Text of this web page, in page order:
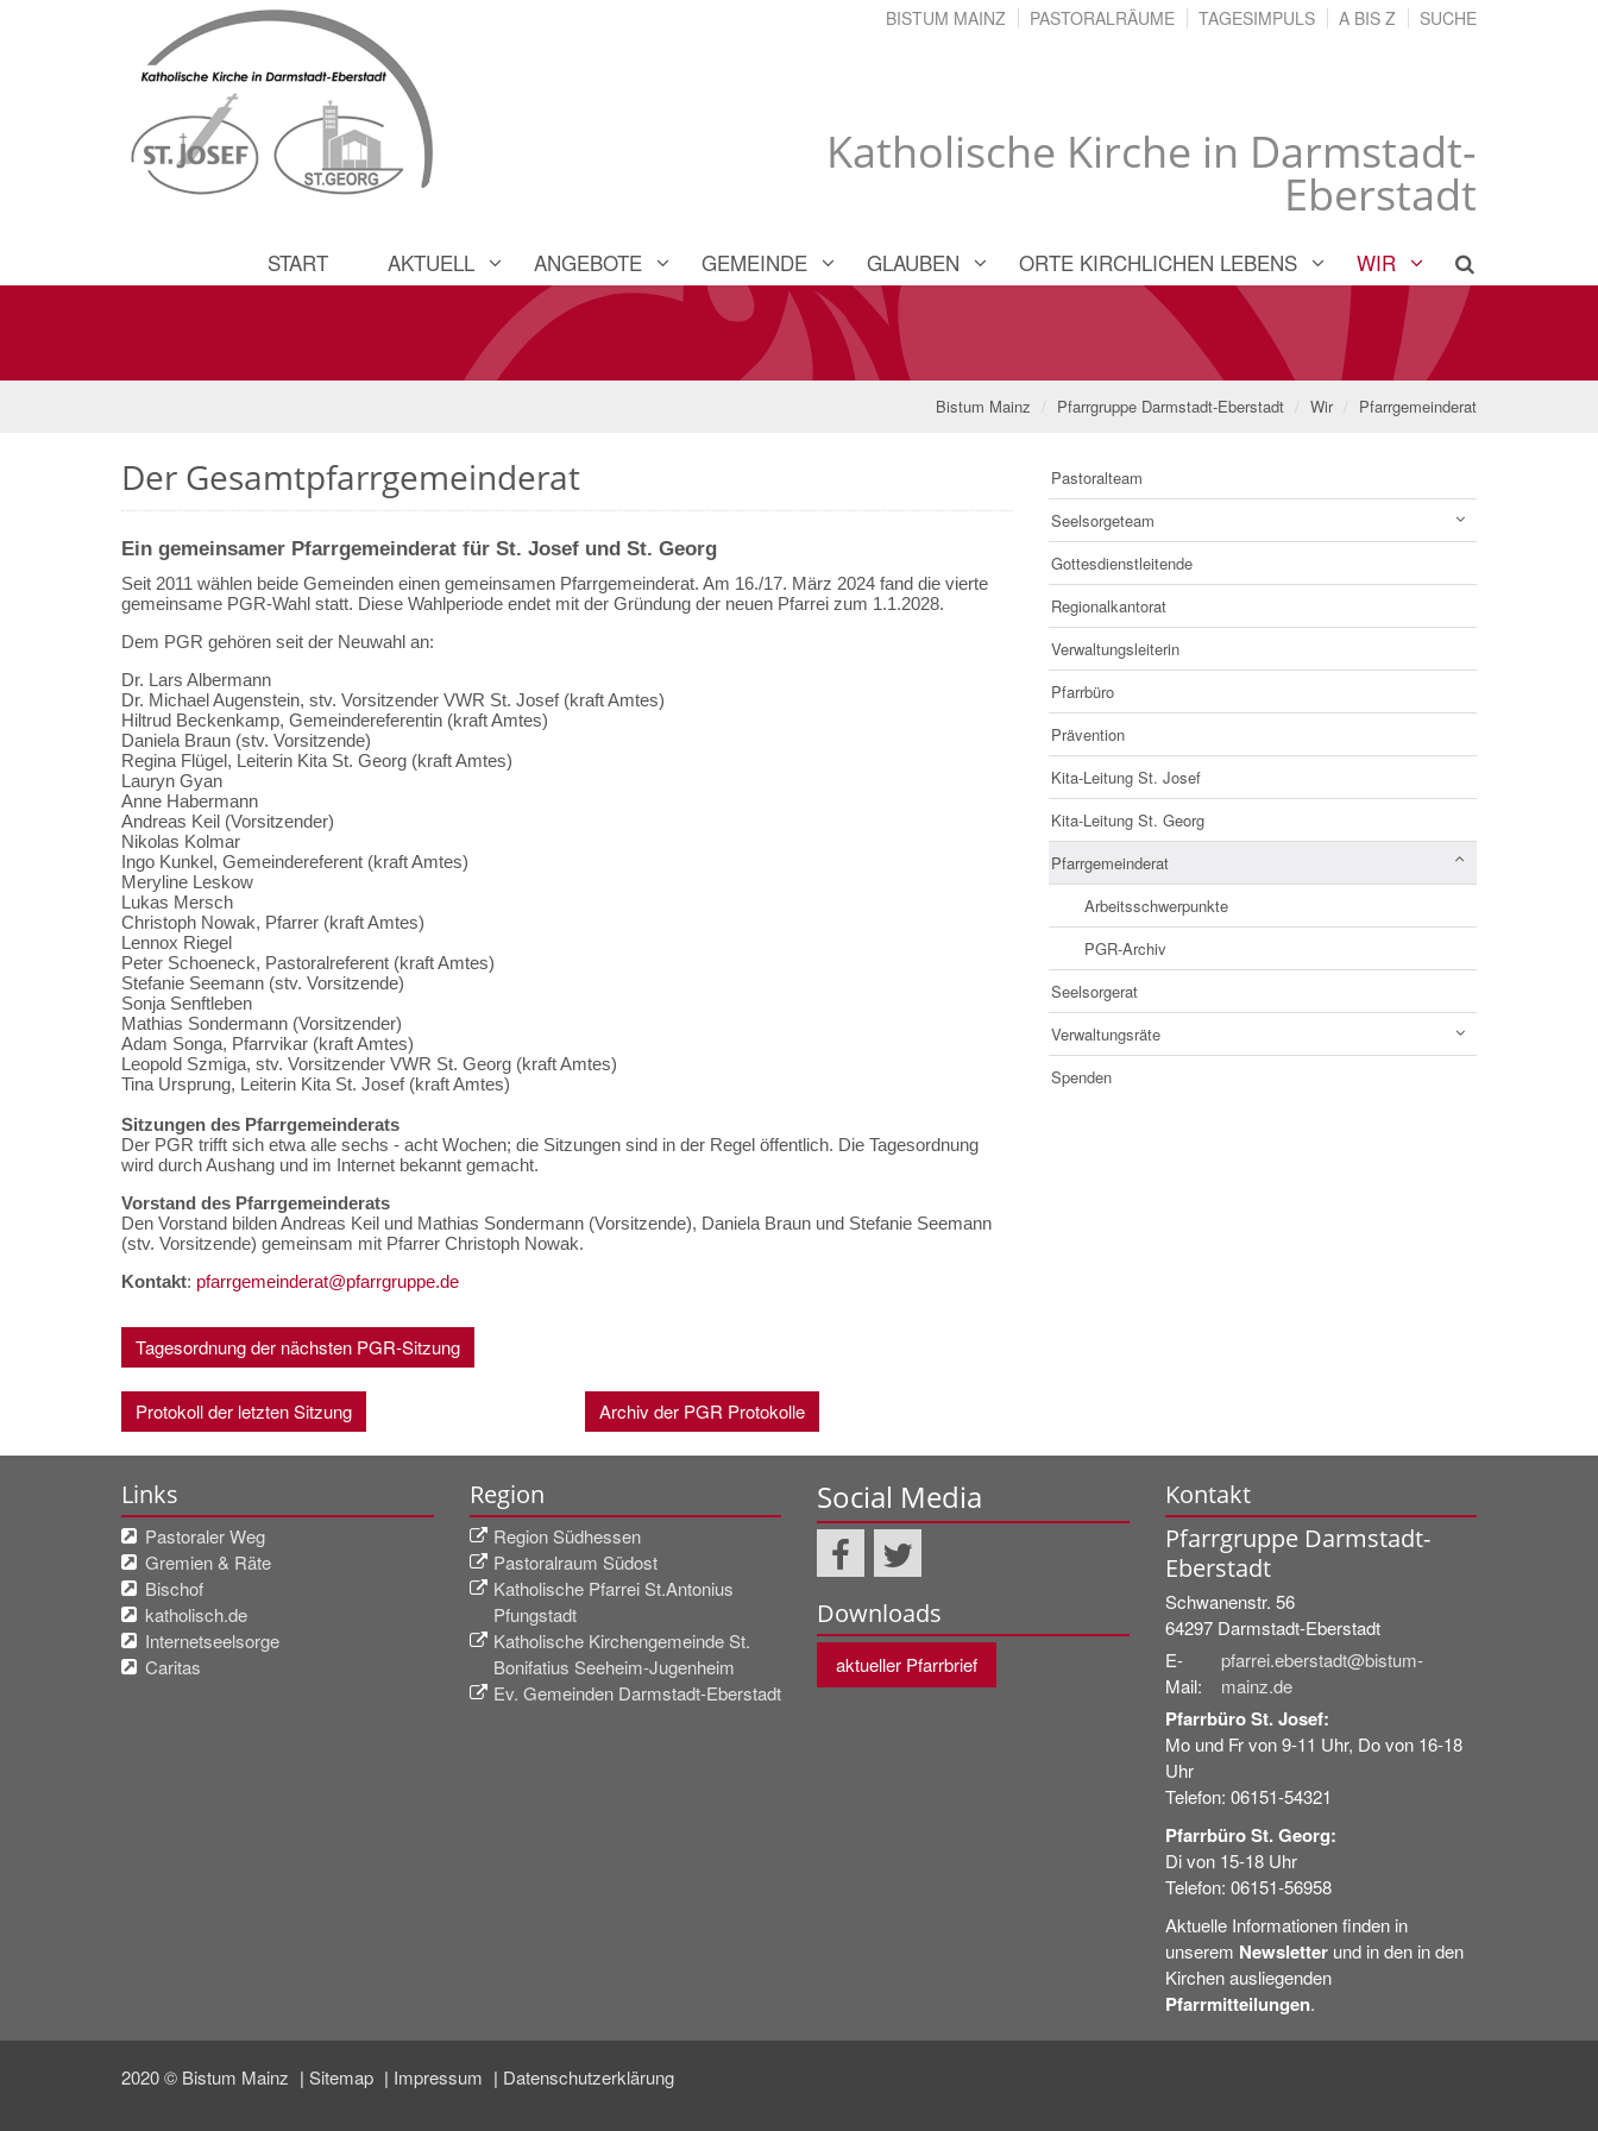
Katholische Kirche in Darmstadt-
Eberstadt
BISTUM MAINZ PASTORALRÄUME TAGESIMPULS A BIS Z SUCHE
START AKTUELL ANGEBOTE GEMEINDE GLAUBEN ORTE KIRCHLICHEN LEBENS WIR
Bistum Mainz Pfarrgruppe Darmstadt-Eberstadt Wir Pfarrgemeinderat
Der Gesamtpfarrgemeinderat
Ein gemeinsamer Pfarrgemeinderat für St. Josef und St. Georg
Seit 2011 wählen beide Gemeinden einen gemeinsamen Pfarrgemeinderat. Am 16./17. März 2024 fand die vierte
gemeinsame PGR-Wahl statt. Diese Wahlperiode endet mit der Gründung der neuen Pfarrei zum 1.1.2028.
Dem PGR gehören seit der Neuwahl an:
Dr. Lars Albermann
Dr. Michael Augenstein, stv. Vorsitzender VWR St. Josef (kraft Amtes)
Hiltrud Beckenkamp, Gemeindereferentin (kraft Amtes)
Daniela Braun (stv. Vorsitzende)
Regina Flügel, Leiterin Kita St. Georg (kraft Amtes)
Lauryn Gyan
Anne Habermann
Andreas Keil (Vorsitzender)
Nikolas Kolmar
Ingo Kunkel, Gemeindereferent (kraft Amtes)
Meryline Leskow
Lukas Mersch
Christoph Nowak, Pfarrer (kraft Amtes)
Lennox Riegel
Peter Schoeneck, Pastoralreferent (kraft Amtes)
Stefanie Seemann (stv. Vorsitzende)
Sonja Senftleben
Mathias Sondermann (Vorsitzender)
Adam Songa, Pfarrvikar (kraft Amtes)
Leopold Szmiga, stv. Vorsitzender VWR St. Georg (kraft Amtes)
Tina Ursprung, Leiterin Kita St. Josef (kraft Amtes)
Sitzungen des Pfarrgemeinderats
Der PGR trifft sich etwa alle sechs - acht Wochen; die Sitzungen sind in der Regel öffentlich. Die Tagesordnung
wird durch Aushang und im Internet bekannt gemacht.
Vorstand des Pfarrgemeinderats
Den Vorstand bilden Andreas Keil und Mathias Sondermann (Vorsitzende), Daniela Braun und Stefanie Seemann
(stv. Vorsitzende) gemeinsam mit Pfarrer Christoph Nowak.
Kontakt: pfarrgemeinderat@pfarrgruppe.de
Tagesordnung der nächsten PGR-Sitzung
Protokoll der letzten Sitzung Archiv der PGR Protokolle
Pastoralteam
Seelsorgeteam
Gottesdienstleitende
Regionalkantorat
Verwaltungsleiterin
Pfarrbüro
Prävention
Kita-Leitung St. Josef
Kita-Leitung St. Georg
Pfarrgemeinderat
Arbeitsschwerpunkte
PGR-Archiv
Seelsorgerat
Verwaltungsräte
Spenden
Links
Pastoraler Weg
Gremien & Räte
Bischof
katholisch.de
Internetseelsorge
Caritas
Region
Region Südhessen
Pastoralraum Südost
Katholische Pfarrei St.Antonius
Pfungstadt
Katholische Kirchengemeinde St.
Bonifatius Seeheim-Jugenheim
Ev. Gemeinden Darmstadt-Eberstadt
Social Media
Downloads
aktueller Pfarrbrief
Kontakt
Pfarrgruppe Darmstadt-
Eberstadt
Schwanenstr. 56
64297 Darmstadt-Eberstadt
E-
Mail:
pfarrei.eberstadt@bistum-
mainz.de
Pfarrbüro St. Josef:
Mo und Fr von 9-11 Uhr, Do von 16-18
Uhr
Telefon: 06151-54321
Pfarrbüro St. Georg:
Di von 15-18 Uhr
Telefon: 06151-56958
Aktuelle Informationen finden in
unserem Newsletterund in den in den
Kirchen ausliegenden
Pfarrmitteilungen.
2020 © Bistum Mainz Sitemap Impressum Datenschutzerklärung